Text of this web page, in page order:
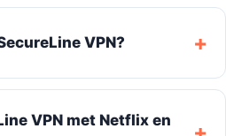
VPN?
VPN met Netflix en